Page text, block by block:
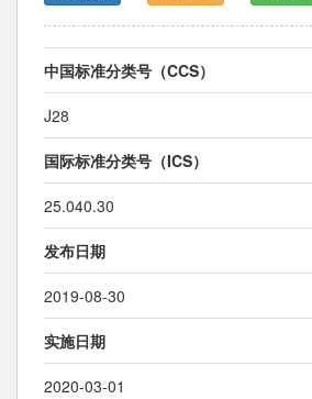
中国标准分类号（CCS）
J28
国际标准分类号（ICS）
25.040.30
发布日期
2019-08-30
实施日期
2020-03-01